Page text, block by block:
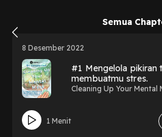
Semua
8 Desember 2022
#1 Mengelola pikiran
membuatmu stres.
Cleaning Up Your Mental
1 Menit